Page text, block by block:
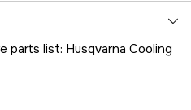
parts list: Husqvarna Cooling